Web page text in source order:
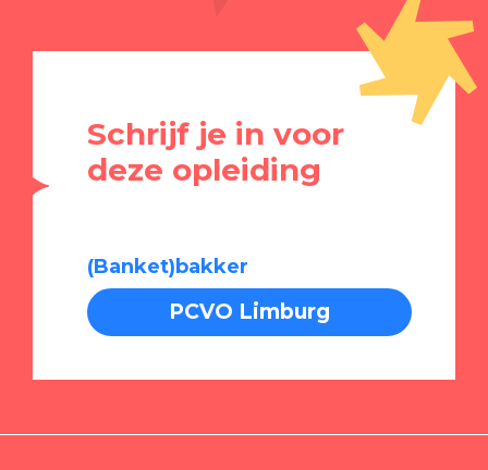
Schrijf je in voor
deze opleiding
(Banket)bakker
PCVO Limburg